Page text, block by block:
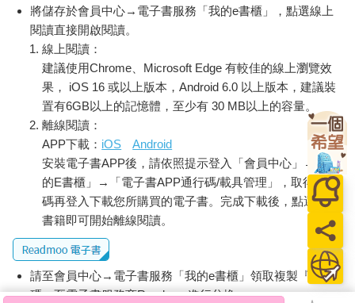
穩定獲利嗎？
3. 自由現金流（Free Cash Flow,簡稱FCF）：指企業扣除日常經
營活動所需的資本支出後，剩餘可自由支配的現金。現金能否支
持未來投資與發展？
投資啟示: 看懂財報，就是看懂未來
財報不是要你變會計師，而是讓你分辨：這家公司是賺真錢，還
是靠故事撐。營收告訴你它有沒有在長大；EPS 告訴你它有沒有
真的賺錢；現金流告訴你它能不能走得更遠。當你能看懂這些簡
單的數字，就不會被市場情緒牽著走。因為你會知道：哪些企業
值得你相信，哪些企業只值得你旁觀。看懂財報，就是看懂未
來。投資，也就更心安。
將儲存於會員中心→電子書服務「我的e書櫃」，點選線上
閱讀直接開啟閱讀。
線上閱讀：
建議使用Chrome、Microsoft Edge 有較佳的線上瀏覽效
果， iOS 16 或以上版本，Android 6.0 以上版本，建議裝
置有6GB以上的記憶體，至少有 30 MB以上的容量。
離線閱讀：
APP下載： iOS
Android
安裝電子書APP後，請依照提示登入「會員中心」→「我
的E書櫃」→「電子書APP通行碼/載具管理」，取得通行
碼再登入下載您所購買的電子書。完成下載後，點選任一
書籍即可開始離線閱讀。
請至會員中心→電子書服務「我的e書櫃」領取複製『兌換
碼』至電子書服務商Readmoo進行兌換。